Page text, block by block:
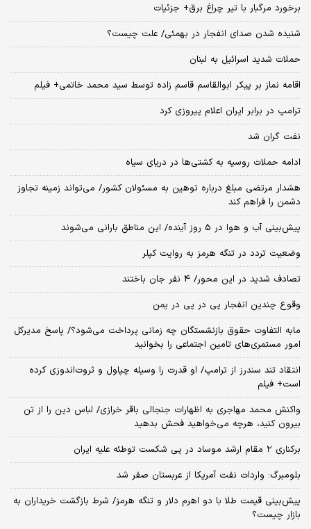
برخورد مرگبار با تیر چراغ برق+ جزئیات
شنیده شدن صدای انفجار در بهمئی/ علت چیست؟
حملات شدید اسرائیل به لبنان
اقامه نماز بر پیکر ابوالقاسم قاسم زاده توسط سید محمد خاتمی+ فیلم
ترامپ در برابر ایران اعلام پیروزی کرد
نفت گران شد
ادامه حملات روسیه به کشتی‌ها در دریای سیاه
هشدار مرتضی مبلغ درباره توهین به مسئولان کشور/ می‌تواند زمینه تجاوز
دشمن را فراهم کند
پیش‌بینی آب و هوا در 5 روز آینده/ این مناطق بارانی می‌شوند
وضعیت تردد در تنگه هرمز به روایت کپلر
تصادف شدید در این محور/ 4 نفر جان باختند
وقوع چندین انفجار پی در پی در یمن
مابه التفاوت حقوق بازنشستگان چه زمانی پرداخت می‌شود؟/ پاسخ مدیرکل
امور مستمری‌های تامین اجتماعی را بخوانید
انتقاد تند سندرز از ترامپ/ او قدرت را وسیله چپاول و ثروت‌اندوزی کرده
است+ فیلم
واکنش محمد مهاجری به اظهارات جنجالی باقر خرازی/ لباس دین را از تن
بیرون کنید، هرچه می‌خواهید فحش بدهید
برکناری ۲ مقام‌ ارشد موساد در پی شکست توطئه علیه ایران
بلومبرگ: واردات نفت آمریکا از عربستان صفر شد
پیش‌بینی قیمت طلا با دو اهرم دلار و تنگه هرمز/ شرط بازگشت خریداران به
بازار چیست؟